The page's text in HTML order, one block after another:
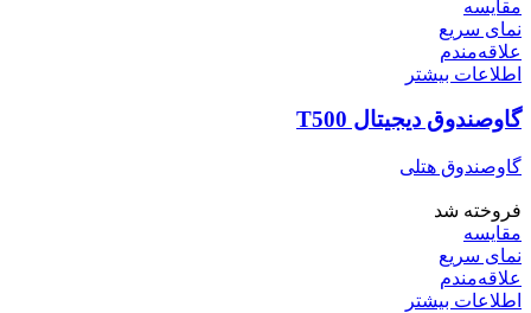
مقایسه
نمای سریع
علاقه‌مندم
اطلاعات بیشتر
گاوصندوق دیجیتال T500
گاوصندوق هتلی
فروخته شد
مقایسه
نمای سریع
علاقه‌مندم
اطلاعات بیشتر